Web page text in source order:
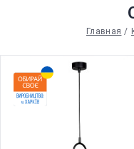
Главная